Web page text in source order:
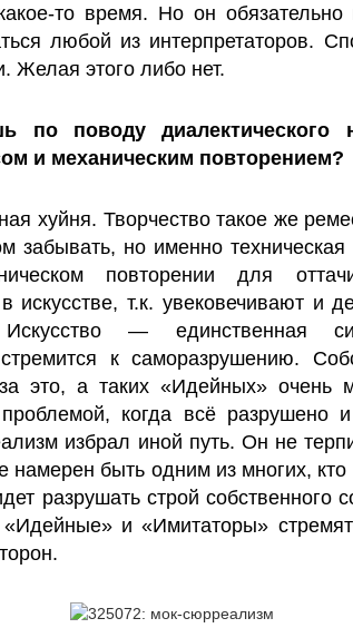
то время. Но он обязательно
любой из интерпретаторов.
Желая этого либо нет.
поводу диалектического
и механическим повторением?
хуйня. Творчество такое же
забывать, но именно
повторении для
т.к. увековечивают и
Искусство — единственная
к саморазрушению.
за это, а таких «Идейных»
когда всё разрушено
избрал иной путь. Он не
намерен быть одним из многих,
разрушать строй собственного
и «Имитаторы»